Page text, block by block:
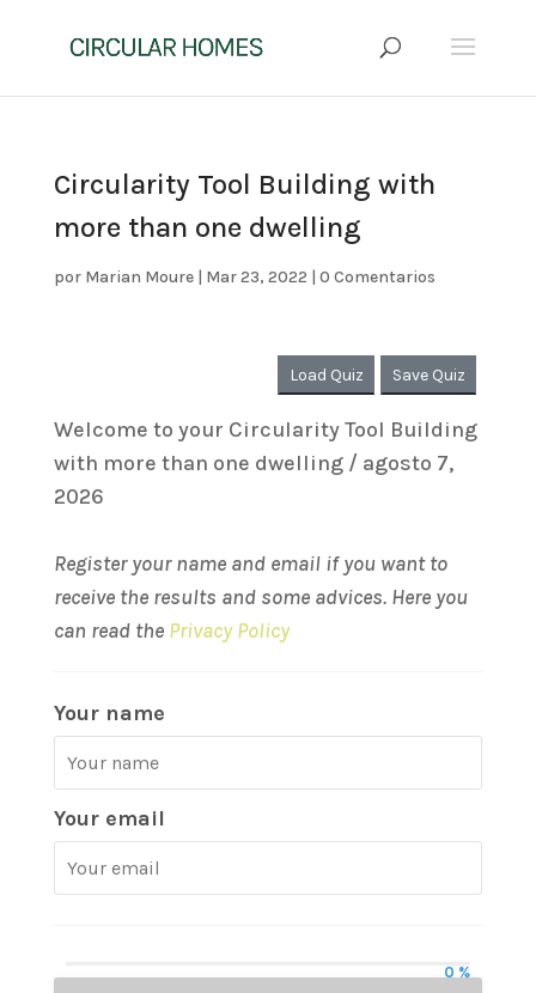
Circularity Tool Building with
more than one dwelling
por Marian Moure| Mar 23, 2022 | 0 Comentarios
Load Quiz Save Quiz
Welcome to your Circularity Tool Building
with more than one dwelling / agosto 7,
2026
Register your name and email if you want to
receive the results and some advices. Here you
can read the Privacy Policy
Your name
Your email
0 %